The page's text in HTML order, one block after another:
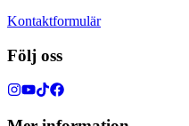
Kontaktformulär
Följ oss